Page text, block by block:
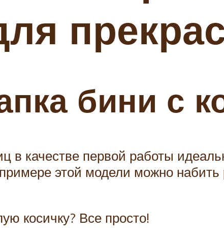
бини с
качестве первой работы
этой модели можно набить
косичку? Все просто!